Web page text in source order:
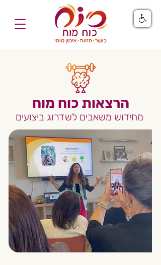
הרצאות כוח מוח
מחידוש משאבים לשדרוג ביצועים